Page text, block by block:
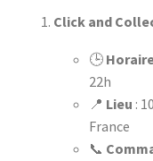
Click and
🕒
22h
📍 Lieu :
France
📞